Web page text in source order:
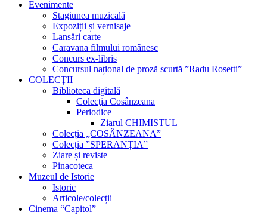
Evenimente
Stagiunea muzicală
Expoziții și vernisaje
Lansări carte
Caravana filmului românesc
Concurs ex-libris
Concursul național de proză scurtă ”Radu Rosetti”
COLECŢII
Biblioteca digitală
Colecţia Cosânzeana
Periodice
Ziarul CHIMISTUL
Colecția „COSÂNZEANA”
Colecția ”SPERANȚIA”
Ziare și reviste
Pinacoteca
Muzeul de Istorie
Istoric
Articole/colecții
Cinema “Capitol”